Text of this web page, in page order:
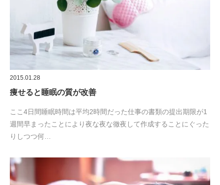
2015.01.28
痩せると睡眠の質が改善
ここ4日間睡眠時間は平均2時間だった仕事の書類の提出期限が1
週間早まったことにより夜な夜な徹夜して作成することにぐった
りしつつ何…